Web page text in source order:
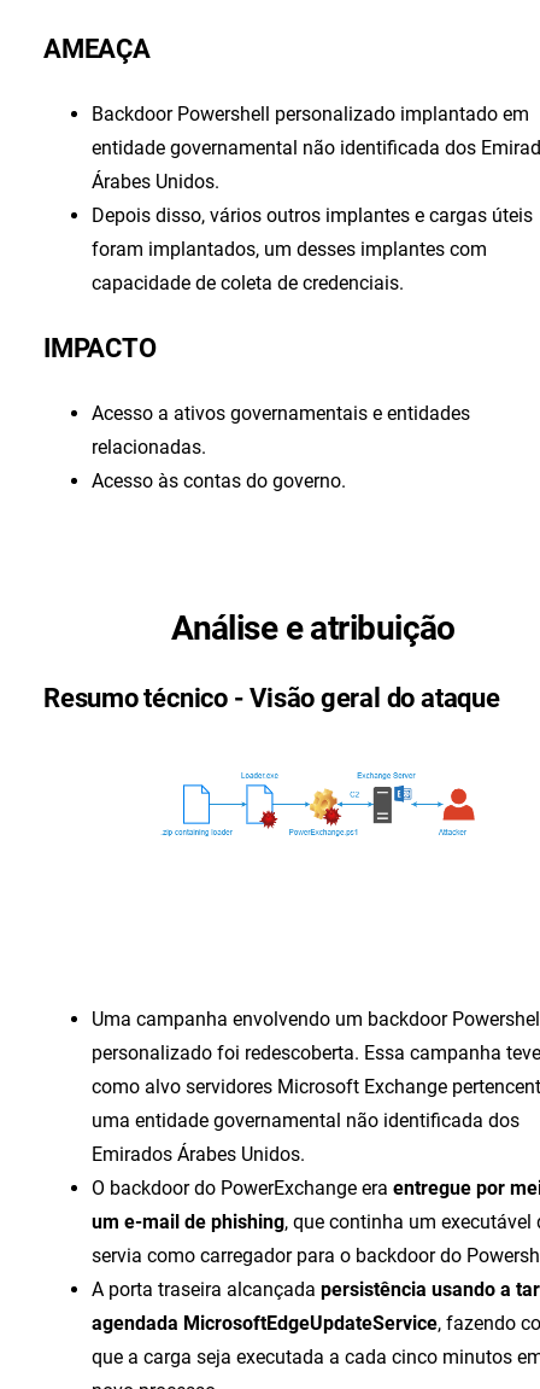
AMEAÇA
Backdoor Powershell personalizado implantado em
entidade governamental não identificada dos
Árabes Unidos.
Depois disso, vários outros implantes e cargas úteis
foram implantados, um desses implantes com
capacidade de coleta de credenciais.
IMPACTO
Acesso a ativos governamentais e entidades
relacionadas.
Acesso às contas do governo.
Análise e atribuição
Resumo técnico - Visão geral do ataque
Uma campanha envolvendo um backdoor
personalizado foi redescoberta. Essa campanha teve
como alvo servidores Microsoft Exchange
uma entidade governamental não identificada dos
Emirados Árabes Unidos.
O backdoor do PowerExchange era entregue por
um e-mail de phishing, que continha um executável
servia como carregador para o backdoor do
A porta traseira alcançada persistência usando a
agendada MicrosoftEdgeUpdateService, fazendo
que a carga seja executada a cada cinco minutos